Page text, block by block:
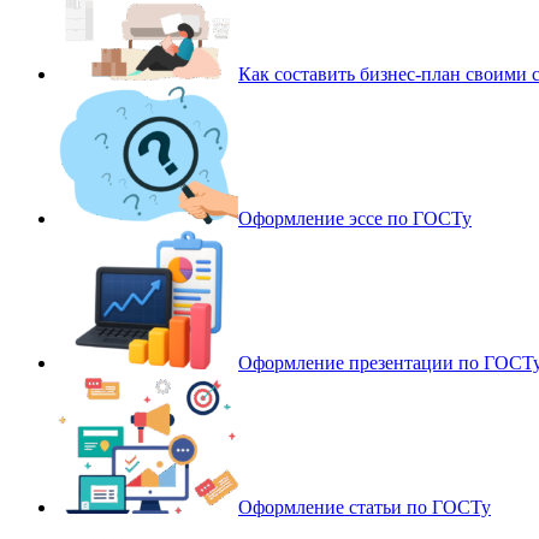
Как составить бизнес-план своими
Оформление эссе по ГОСТу
Оформление презентации по
Оформление статьи по ГОСТу